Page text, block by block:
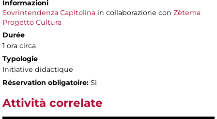
Informazioni
Sovrintendenza Capitolina in collaborazione con Zètema
Progetto Cultura
Durée
1 ora circa
Typologie
Initiative didactique
Réservation obligatoire: Sì
Attività correlate